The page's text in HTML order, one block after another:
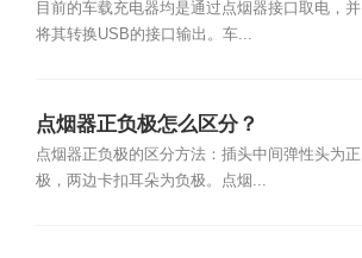
目前的车载充电器均是通过点烟器接口取电，并
将其转换USB的接口输出。车...
点烟器正负极怎么区分？
点烟器正负极的区分方法：插头中间弹性头为正
极，两边卡扣耳朵为负极。点烟...